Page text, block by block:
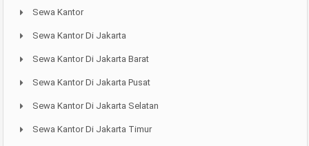
Sewa Kantor
Sewa Kantor Di Jakarta
Sewa Kantor Di Jakarta Barat
Sewa Kantor Di Jakarta Pusat
Sewa Kantor Di Jakarta Selatan
Sewa Kantor Di Jakarta Timur